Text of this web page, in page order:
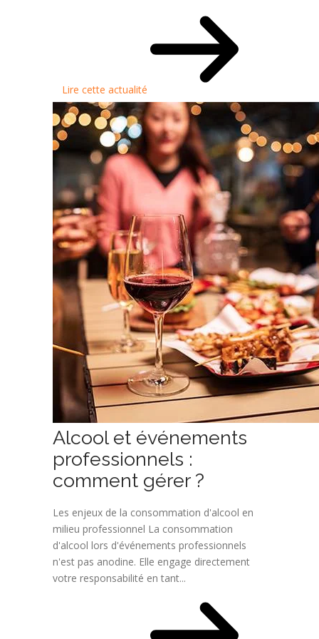
Lire cette actualité
Alcool et événements
professionnels :
comment gérer ?
Les enjeux de la consommation d'alcool en
milieu professionnel La consommation
d'alcool lors d'événements professionnels
n'est pas anodine. Elle engage directement
votre responsabilité en tant...